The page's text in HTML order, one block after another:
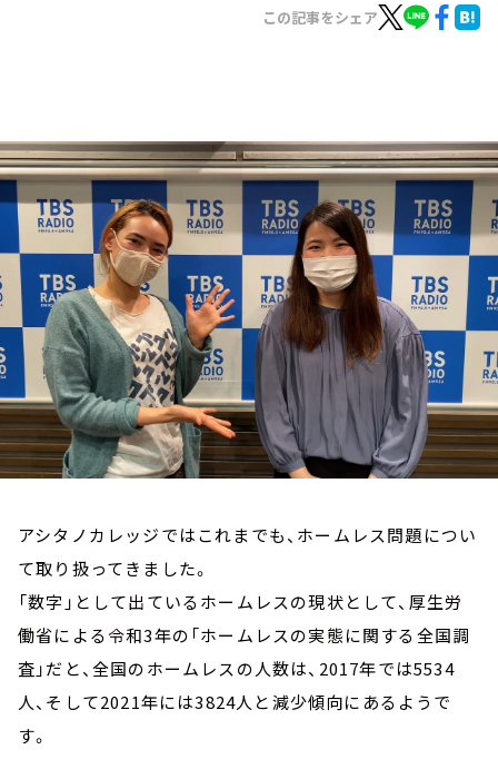
お知らせ
イベント・グッズ
YouTube
会社情報
この記事をシェア
アシタノカレッジではこれまでも、ホームレス問題につい
て取り扱ってきました。
「数字」として出ているホームレスの現状として、厚生労
働省による令和3年の「ホームレスの実態に関する全国調
査」だと、全国のホームレスの人数は、2017年では5534
人、そして2021年には3824人と減少傾向にあるようで
す。